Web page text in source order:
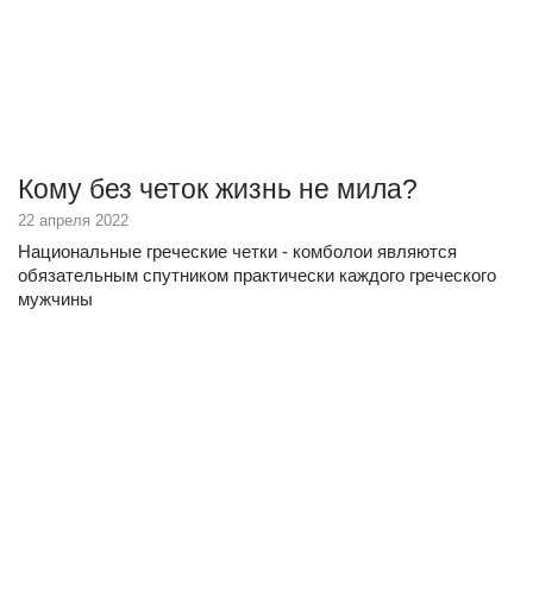
Кому без четок жизнь не мила?
22 апреля 2022
Национальные греческие четки - комболои являются
обязательным спутником практически каждого греческого
мужчины